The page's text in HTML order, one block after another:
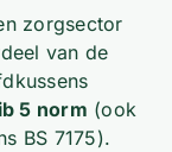
zorgsector
van de
5 norm (ook
BS 7175).